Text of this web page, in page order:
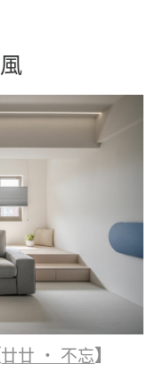
廿廿 ‧ 不忘】